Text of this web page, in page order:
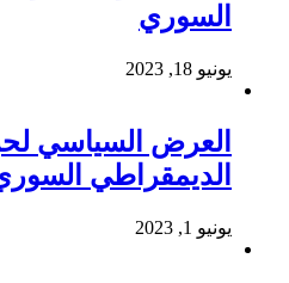
السوري
يونيو 18, 2023
العرض السياسي
الديمقراطي السوري
يونيو 1, 2023